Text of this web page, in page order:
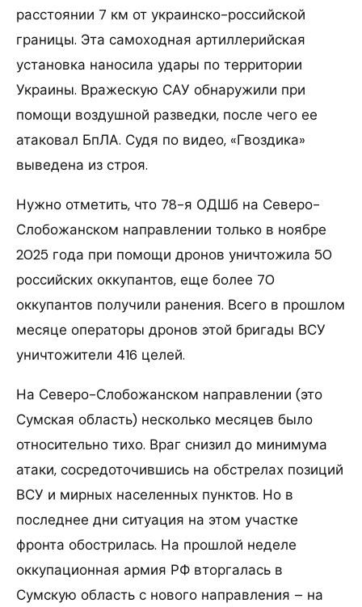
расстоянии 7 км от украинско-российской
границы. Эта самоходная артиллерийская
установка наносила удары по территории
Украины. Вражескую САУ обнаружили при
помощи воздушной разведки, после чего ее
атаковал БпЛА. Судя по видео, «Гвоздика»
выведена из строя.
Нужно отметить, что 78-я ОДШб на Северо-
Слобожанском направлении только в ноябре
2025 года при помощи дронов уничтожила 50
российских оккупантов, еще более 70
оккупантов получили ранения. Всего в прошлом
месяце операторы дронов этой бригады ВСУ
уничтожители 416 целей.
На Северо-Слобожанском направлении (это
Сумская область) несколько месяцев было
относительно тихо. Враг снизил до минимума
атаки, сосредоточившись на обстрелах позиций
ВСУ и мирных населенных пунктов. Но в
последнее дни ситуация на этом участке
фронта обострилась. На прошлой неделе
оккупационная армия РФ вторгалась в
Сумскую область с нового направления – на